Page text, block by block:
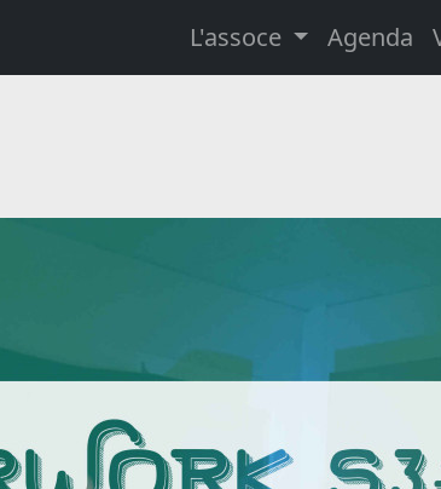
L'assoce Agenda